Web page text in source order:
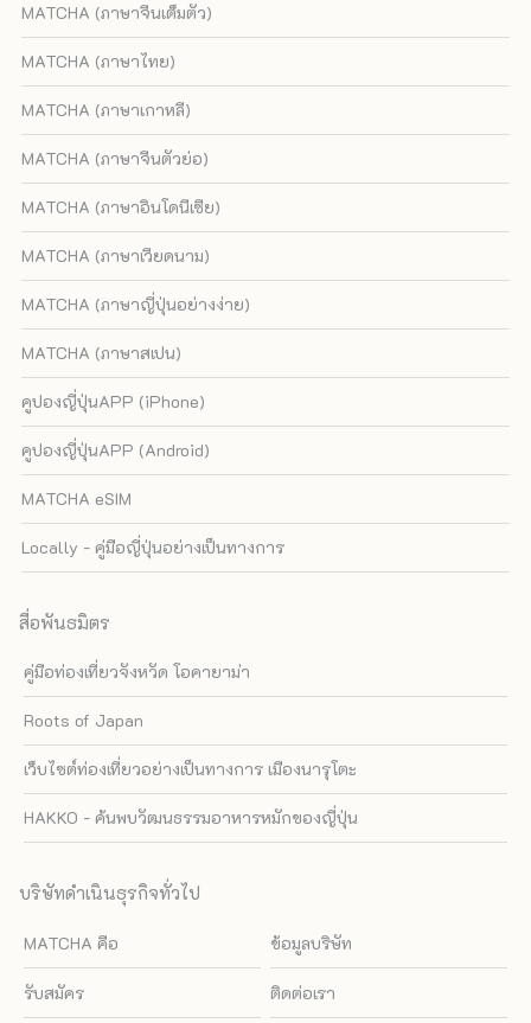
MATCHA (ภาษาจีนเต็มตัว)
MATCHA (ภาษาไทย)
MATCHA (ภาษาเกาหลี)
MATCHA (ภาษาจีนตัวย่อ)
MATCHA (ภาษาอินโดนีเซีย)
MATCHA (ภาษาเวียดนาม)
MATCHA (ภาษาญี่ปุ่นอย่างง่าย)
MATCHA (ภาษาสเปน)
คูปองญี่ปุ่นAPP (iPhone)
คูปองญี่ปุ่นAPP (Android)
MATCHA eSIM
Locally - คู่มือญี่ปุ่นอย่างเป็นทางการ
สื่อพันธมิตร
คู่มือท่องเที่ยวจังหวัด โอคายาม่า
Roots of Japan
เว็บไซต์ท่องเที่ยวอย่างเป็นทางการ เมืองนารุโตะ
HAKKO - ค้นพบวัฒนธรรมอาหารหมักของญี่ปุ่น
บริษัทดำเนินธุรกิจทั่วไป
MATCHA คือ ข้อมูลบริษัท
รับสมัคร ติดต่อเรา